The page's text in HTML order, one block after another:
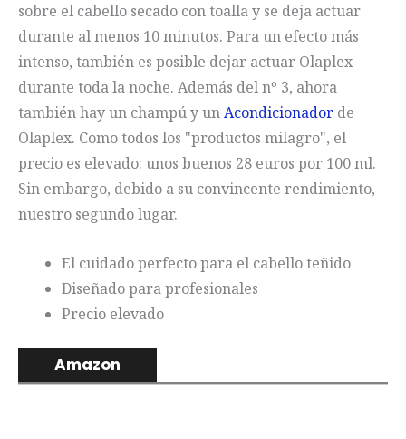
sobre el cabello secado con toalla y se deja actuar
durante al menos 10 minutos. Para un efecto más
intenso, también es posible dejar actuar Olaplex
durante toda la noche. Además del nº 3, ahora
también hay un champú y unAcondicionador de
Olaplex. Como todos los "productos milagro", el
precio es elevado: unos buenos 28 euros por 100 ml.
Sin embargo, debido a su convincente rendimiento,
nuestro segundo lugar.
El cuidado perfecto para el cabello teñido
Diseñado para profesionales
Precio elevado
Amazon